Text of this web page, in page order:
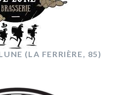
(LA FERRIÈRE, 85)